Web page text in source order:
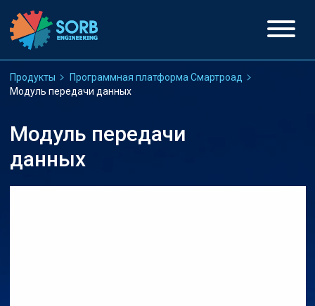
Продукты
Программная платформа Смартроад
Модуль передачи данных
Модуль передачи
данных